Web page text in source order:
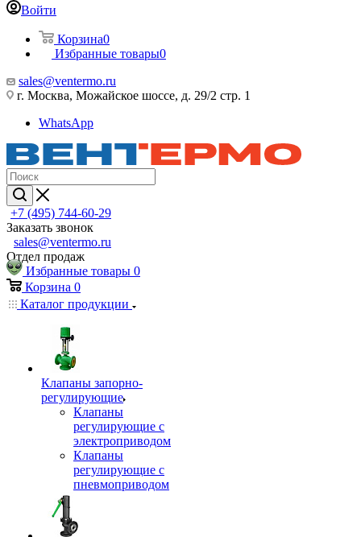
Войти
Корзина0
Избранные товары0
sales@ventermo.ru
г. Москва, Можайское шоссе, д. 29/2 стр. 1
WhatsApp
+7 (495) 744-60-29
Заказать звонок
sales@ventermo.ru
Отдел продаж
Избранные товары 0
Корзина 0
Каталог продукции
Клапаны запорно-
регулирующие
Клапаны
регулирующие с
электроприводом
Клапаны
регулирующие с
пневмоприводом